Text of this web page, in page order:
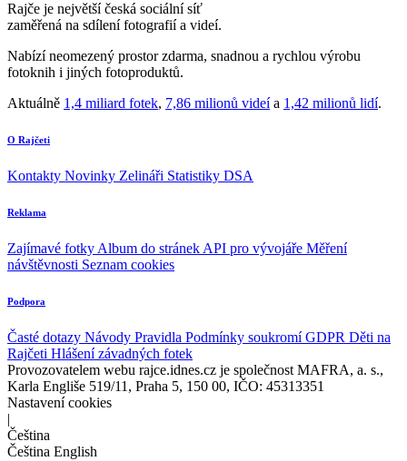
Rajče je největší česká sociální síť
zaměřená na sdílení fotografií a videí.
Nabízí neomezený prostor zdarma, snadnou a rychlou výrobu
fotoknih i jiných fotoproduktů.
Aktuálně 1,4 miliard fotek, 7,86 milionů videía 1,42 milionů lidí.
O Rajčeti
Kontakty Novinky Zelináři Statistiky DSA
Reklama
Zajímavé fotky Album do stránek API pro vývojáře Měření
návštěvnosti Seznam cookies
Podpora
Časté dotazy Návody Pravidla Podmínky soukromíGDPR Děti na
Rajčeti Hlášení závadných fotek
Provozovatelem webu rajce.idnes.cz je společnost MAFRA, a. s.,
Karla Engliše 519/11, Praha 5, 150 00, IČO: 45313351
Nastavení cookies
|
Čeština
Čeština English